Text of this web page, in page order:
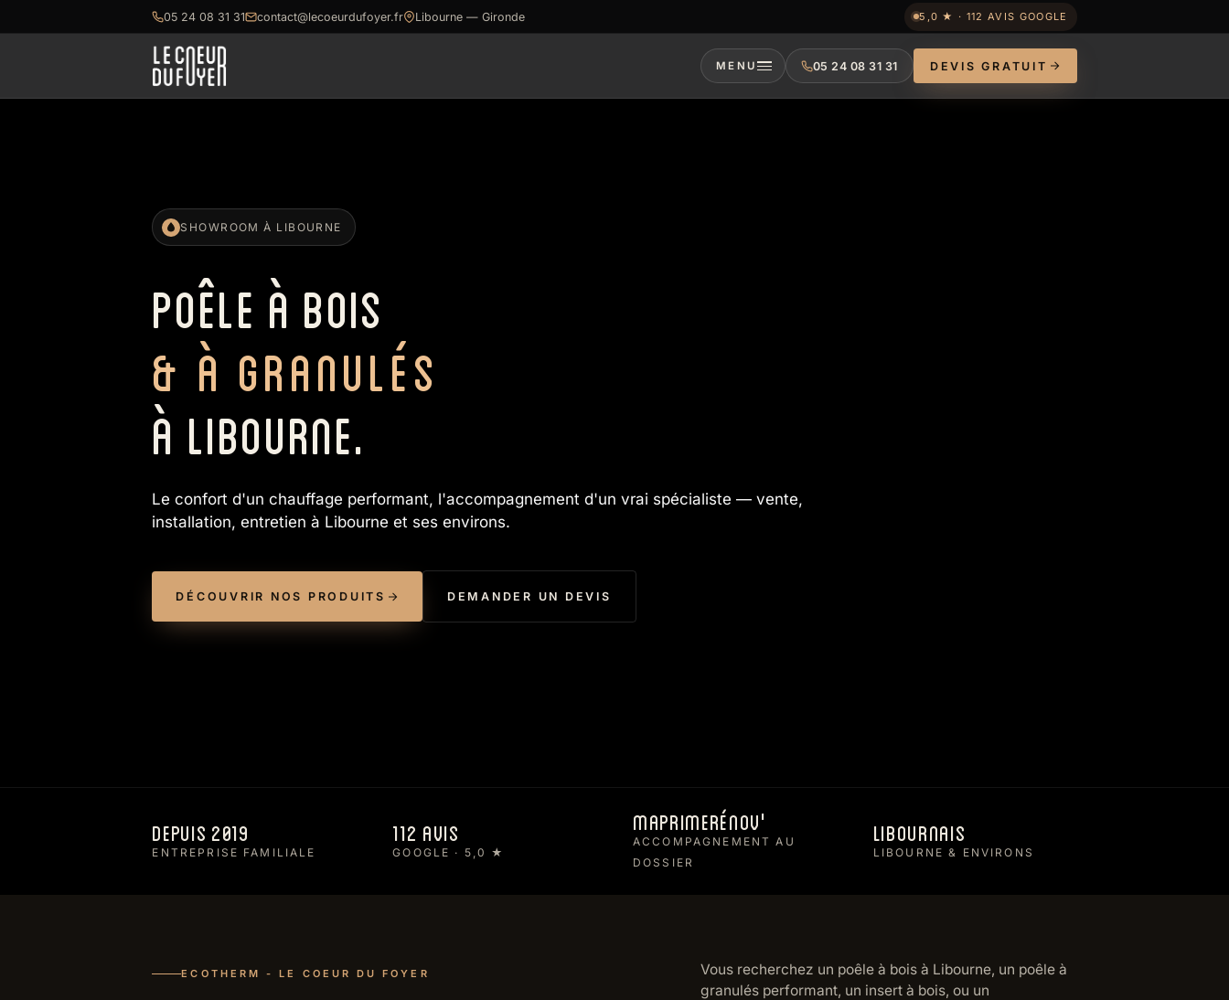
05 24 08 31 31 contact@lecoeurdufoyer.fr Libourne — Gironde 5,0 ★ · 112 AVIS GOOGLE
MENU 05 24 08 31 31 DEVIS GRATUIT
SHOWROOM À LIBOURNE
POÊLE À BOIS
& À GRANULÉS
À LIBOURNE.
Le confort d'un chauffage performant, l'accompagnement d'un vrai spécialiste — vente,
installation, entretien à Libourne et ses environs.
DÉCOUVRIR NOS PRODUITS DEMANDER UN DEVIS
Depuis 2019
ENTREPRISE FAMILIALE
112 avis
GOOGLE · 5,0 ★
MaPrimeRénov'
ACCOMPAGNEMENT AU
DOSSIER
Libournais
LIBOURNE & ENVIRONS
ECOTHERM - LE COEUR DU FOYER
Vous recherchez un poêle à bois à Libourne, un poêle à
granulés performant, un insert à bois, ou un